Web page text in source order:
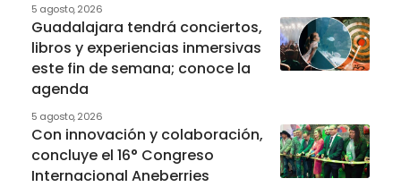
5 agosto, 2026
Guadalajara tendrá conciertos,
libros y experiencias inmersivas
este fin de semana; conoce la
agenda
5 agosto, 2026
Con innovación y colaboración,
concluye el 16° Congreso
Internacional Aneberries